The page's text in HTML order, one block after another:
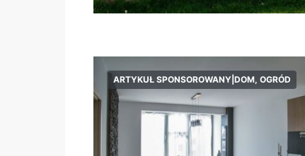
ARTYKUŁ SPONSOROWANY|DOM, OGRÓD